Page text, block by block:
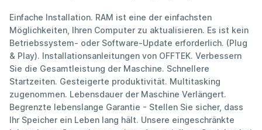
Einfache Installation. RAM ist eine der einfachsten
Möglichkeiten, Ihren Computer zu aktualisieren. Es ist kein
Betriebssystem- oder Software-Update erforderlich. (Plug
& Play). Installationsanleitungen von OFFTEK. Verbessern
Sie die Gesamtleistung der Maschine. Schnellere
Startzeiten. Gesteigerte produktivität. Multitasking
zugenommen. Lebensdauer der Maschine Verlängert.
Begrenzte lebenslange Garantie - Stellen Sie sicher, dass
Ihr Speicher ein Leben lang hält. Unsere eingeschränkte